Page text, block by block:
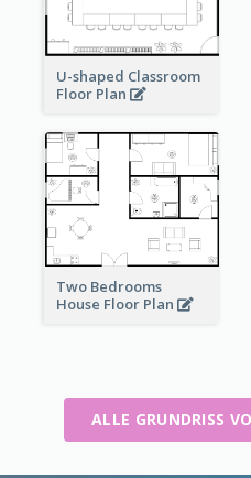
U-shaped Classroom
Floor Plan
Two Bedrooms
House Floor Plan
ALLE GRUNDRISS